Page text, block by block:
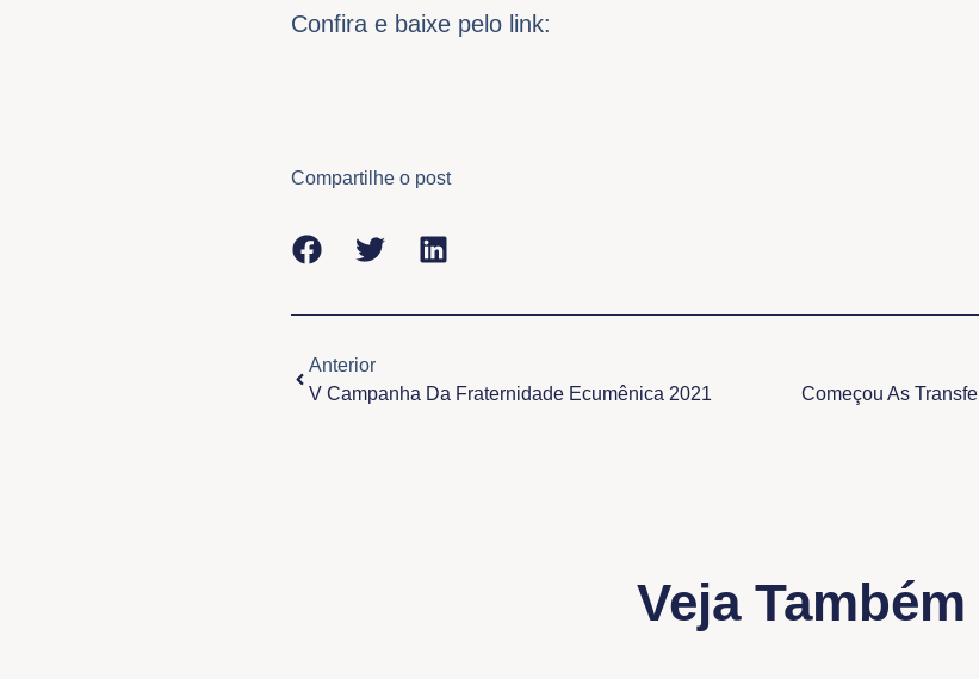
Confira e baixe pelo link:
Compartilhe o post
Anterior
V Campanha Da Fraternidade Ecumênica 2021
Veja Também